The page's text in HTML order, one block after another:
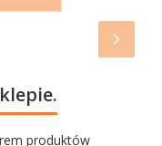
produktów